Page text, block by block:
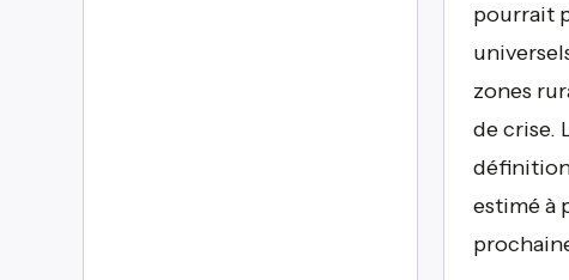
pourrait
zones
de crise.
définition
estimé à